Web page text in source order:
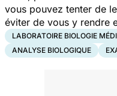
vous pouvez tenter de
éviter de vous y rendre
LABORATOIRE BIOLOGIE
ANALYSE BIOLOGIQUE